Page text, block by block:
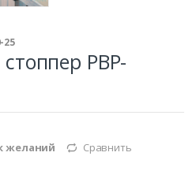
25
PBP-
желаний Сравнить